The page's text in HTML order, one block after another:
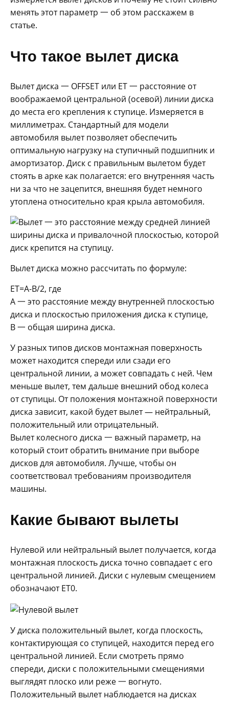
менять этот параметр 一 об этом расскажем в
статье.
Что такое вылет диска
Вылет диска 一 OFFSET или ET 一 расстояние от
воображаемой центральной (осевой) линии диска
до места его крепления к ступице. Измеряется в
миллиметрах. Стандартный для модели
автомобиля вылет позволяет обеспечить
оптимальную нагрузку на ступичный подшипник и
амортизатор. Диск с правильным вылетом будет
стоять в арке как полагается: его внутренняя часть
ни за что не зацепится, внешняя будет немного
утоплена относительно края крыла автомобиля.
Вылет диска можно рассчитать по формуле:
ET=A-B/2, где
A 一 это расстояние между внутренней плоскостью
диска и плоскостью приложения диска к ступице,
B 一 общая ширина диска.
У разных типов дисков монтажная поверхность
может находится спереди или сзади его
центральной линии, а может совпадать с ней. Чем
меньше вылет, тем дальше внешний обод колеса
от ступицы. От положения монтажной поверхности
диска зависит, какой будет вылет — нейтральный,
положительный или отрицательный.
Вылет колесного диска 一 важный параметр, на
который стоит обратить внимание при выборе
дисков для автомобиля. Лучше, чтобы он
соответствовал требованиям производителя
машины.
Какие бывают вылеты
Нулевой или нейтральный вылет получается, когда
монтажная плоскость диска точно совпадает с его
центральной линией. Диски с нулевым смещением
обозначают ET0.
У диска положительный вылет, когда плоскость,
контактирующая со ступицей, находится перед его
центральной линией. Если смотреть прямо
спереди, диски с положительными смещениями
выглядят плоско или реже 一 вогнуто.
Положительный вылет наблюдается на дисках